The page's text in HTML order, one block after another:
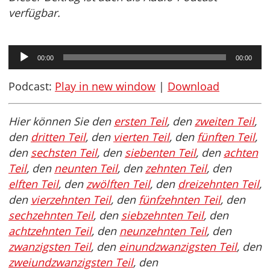
verfügbar.
Audio-
Player
00:00 00:00
Podcast: Play in new window | Download
Hier können Sie den ersten Teil, denzweiten Teil,
den dritten Teil, den vierten Teil, den fünften Teil,
den sechsten Teil, den siebenten Teil, den achten
Teil, den neunten Teil, denzehnten Teil, den
elften Teil, denzwölften Teil, den dreizehnten Teil,
den vierzehnten Teil, den fünfzehnten Teil, den
sechzehnten Teil, den siebzehnten Teil, den
achtzehnten Teil, den neunzehnten Teil, den
zwanzigsten Teil, den einundzwanzigsten Teil, den
zweiundzwanzigsten Teil, den